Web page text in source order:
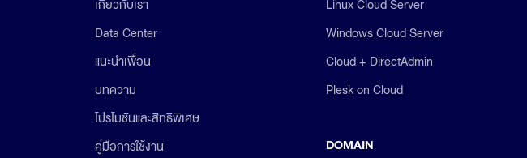
เกี่ยวกับเรา
Data Center
แนะนำเพื่อน
บทความ
โปรโมชันและสิทธิพิเศษ
คู่มือการใช้งาน
Linux Cloud Server
Windows Cloud Server
Cloud + DirectAdmin
Plesk on Cloud
DOMAIN